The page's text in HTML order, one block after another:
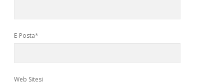
E-Posta*
Web Sitesi